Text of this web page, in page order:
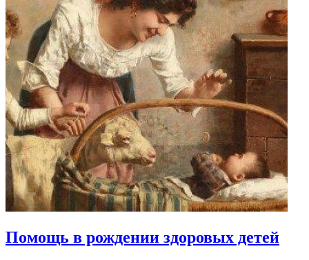
Помощь в рождении здоровых детей